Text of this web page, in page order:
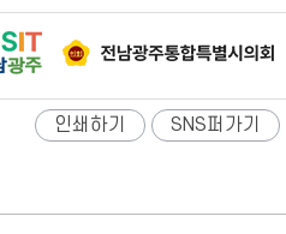
인쇄하기 SNS퍼가기